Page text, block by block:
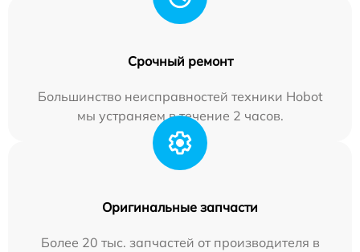
Срочный ремонт
Большинство неисправностей техники Hobot
мы устраняем в течение 2 часов.
Оригинальные запчасти
Более 20 тыс. запчастей от производителя в